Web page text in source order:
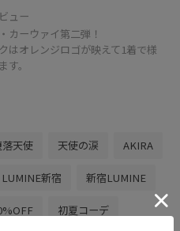
ュー
カーウァイ第二弾！
はオレンジロゴが映えて1着で様
す。
落天使 天使の涙 AKIRA
LUMINE新宿 新宿LUMINE
初夏コーデ